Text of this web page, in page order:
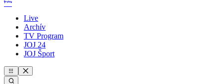
Live
Archív
TV Program
JOJ 24
JOJ Šport